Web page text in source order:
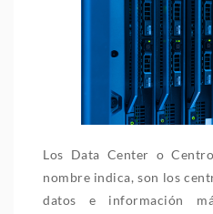
Los Data Center o
nombre indica, son los
datos e información